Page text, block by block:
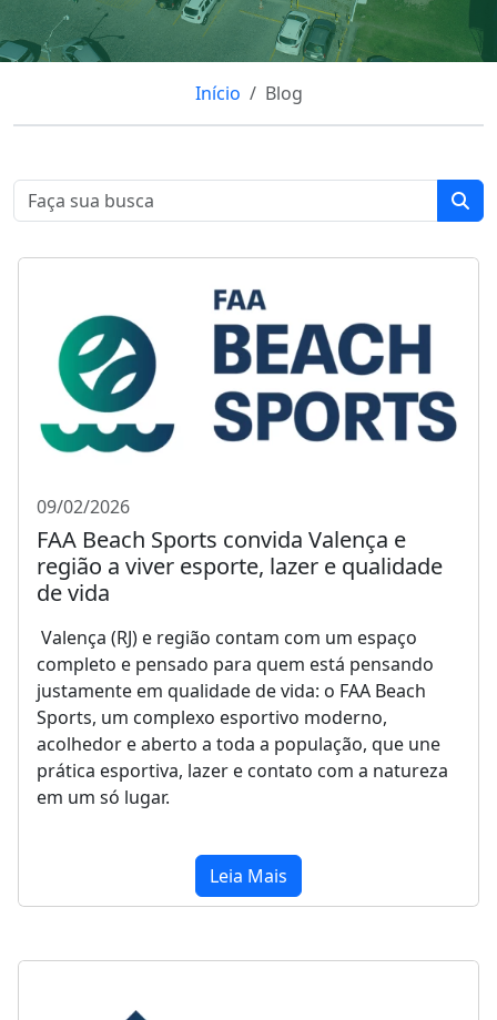
Início Blog
09/02/2026
FAA Beach Sports convida Valença e
região a viver esporte, lazer e qualidade
de vida
Valença (RJ) e região contam com um espaço
completo e pensado para quem está pensando
justamente em qualidade de vida: o FAA Beach
Sports, um complexo esportivo moderno,
acolhedor e aberto a toda a população, que une
prática esportiva, lazer e contato com a natureza
em um só lugar.
Leia Mais